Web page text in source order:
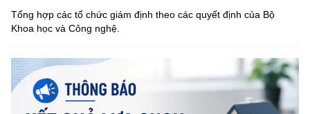
Tổng hợp các tổ chức giám định theo các quyết định của Bộ
Khoa học và Công nghệ.